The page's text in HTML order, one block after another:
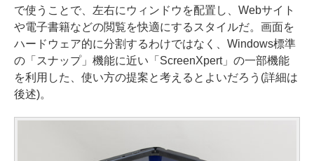
で使うことで、左右にウィンドウを配置し、Webサイト
や電子書籍などの閲覧を快適にするスタイルだ。画面を
ハードウェア的に分割するわけではなく、Windows標準
の「スナップ」機能に近い「ScreenXpert」の一部機能
を利用した、使い方の提案と考えるとよいだろう(詳細は
後述)。